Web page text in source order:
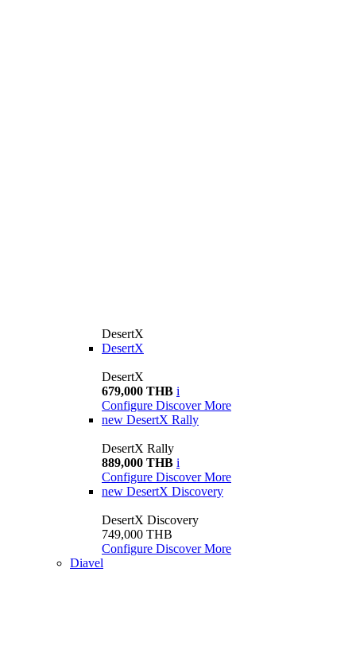
DesertX
DesertX
DesertX
679,000 THB i
Configure Discover More
new DesertX Rally
DesertX Rally
889,000 THB i
Configure Discover More
new DesertX Discovery
DesertX Discovery
749,000 THB
Configure Discover More
Diavel